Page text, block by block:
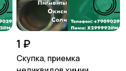
1 ₽
Скупка, приемка